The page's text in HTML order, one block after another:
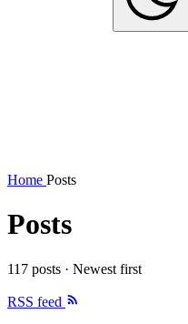
Home Posts
Posts
117 posts · Newest first
RSS feed